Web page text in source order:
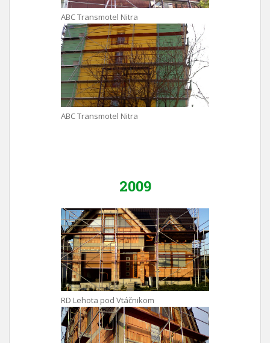
ABC Transmotel Nitra
ABC Transmotel Nitra
2009
RD Lehota pod Vtáčnikom